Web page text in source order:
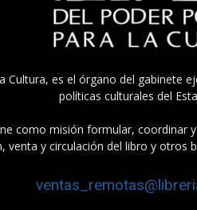
Cultura, es el órgano del gabinete
políticas culturales del
como misión formular,
y circulación del libro y otros